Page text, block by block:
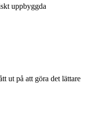
uppbyggda
ut på att göra det lättare